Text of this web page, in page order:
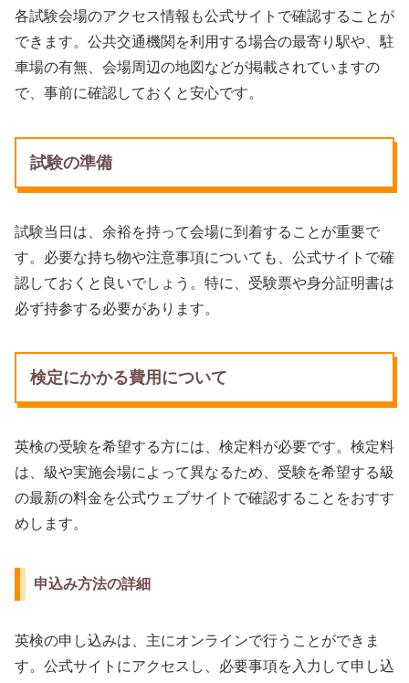
各試験会場のアクセス情報も公式サイトで確認することが
できます。公共交通機関を利用する場合の最寄り駅や、駐
車場の有無、会場周辺の地図などが掲載されていますの
で、事前に確認しておくと安心です。
試験の準備
試験当日は、余裕を持って会場に到着することが重要で
す。必要な持ち物や注意事項についても、公式サイトで確
認しておくと良いでしょう。特に、受験票や身分証明書は
必ず持参する必要があります。
検定にかかる費用について
英検の受験を希望する方には、検定料が必要です。検定料
は、級や実施会場によって異なるため、受験を希望する級
の最新の料金を公式ウェブサイトで確認することをおすす
めします。
申込み方法の詳細
英検の申し込みは、主にオンラインで行うことができま
す。公式サイトにアクセスし、必要事項を入力して申し込